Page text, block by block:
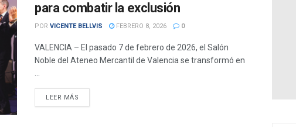
para combatir la exclusión
POR VICENTE BELLVIS FEBRERO 8, 2026 0
VALENCIA – El pasado 7 de febrero de 2026, el Salón
Noble del Ateneo Mercantil de Valencia se transformó en
LEER MÁS